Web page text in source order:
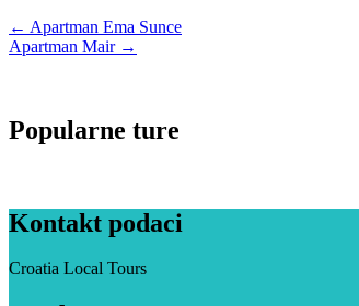
← Apartman Ema Sunce
Apartman Mair →
Popularne ture
Kontakt podaci
Croatia Local Tours